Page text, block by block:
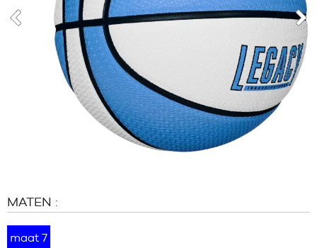
PROMO'S
RELEASES
FAQ
Blog
MERKEN
RELEASES
MATEN :
maat 7